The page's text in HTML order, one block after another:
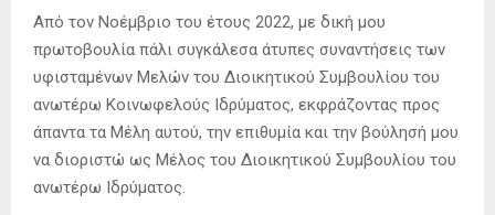
Από τον Νοέμβριο του έτους 2022, με δική μου
πρωτοβουλία πάλι συγκάλεσα άτυπες συναντήσεις των
υφισταμένων Μελών του Διοικητικού Συμβουλίου του
ανωτέρω Κοινωφελούς Ιδρύματος, εκφράζοντας προς
άπαντα τα Μέλη αυτού, την επιθυμία και την βούλησή μου
να διοριστώ ως Μέλος του Διοικητικού Συμβουλίου του
ανωτέρω Ιδρύματος.